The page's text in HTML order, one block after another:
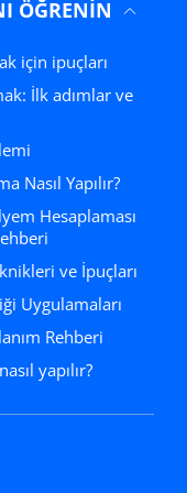
ÖĞRENIN
için ipuçları
Nasıl Yapılır?
ve İpuçları
Uygulamaları
Rehberi
yapılır?